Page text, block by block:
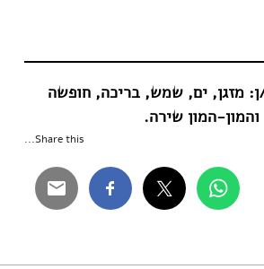
מזגן, ים, שמש, בריכה, חופשה
והמון-המון שירה.
Share this...